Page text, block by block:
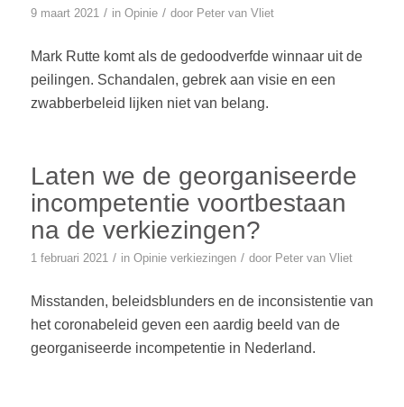
9 maart 2021 / in Opinie / door Peter van Vliet
Mark Rutte komt als de gedoodverfde winnaar uit de
peilingen. Schandalen, gebrek aan visie en een
zwabberbeleid lijken niet van belang.
Laten we de georganiseerde
incompetentie voortbestaan
na de verkiezingen?
1 februari 2021 / in Opinie verkiezingen / door Peter van Vliet
Misstanden, beleidsblunders en de inconsistentie van
het coronabeleid geven een aardig beeld van de
georganiseerde incompetentie in Nederland.